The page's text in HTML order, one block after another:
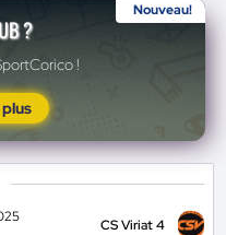
Nouveau!
?
!
CS Viriat 4